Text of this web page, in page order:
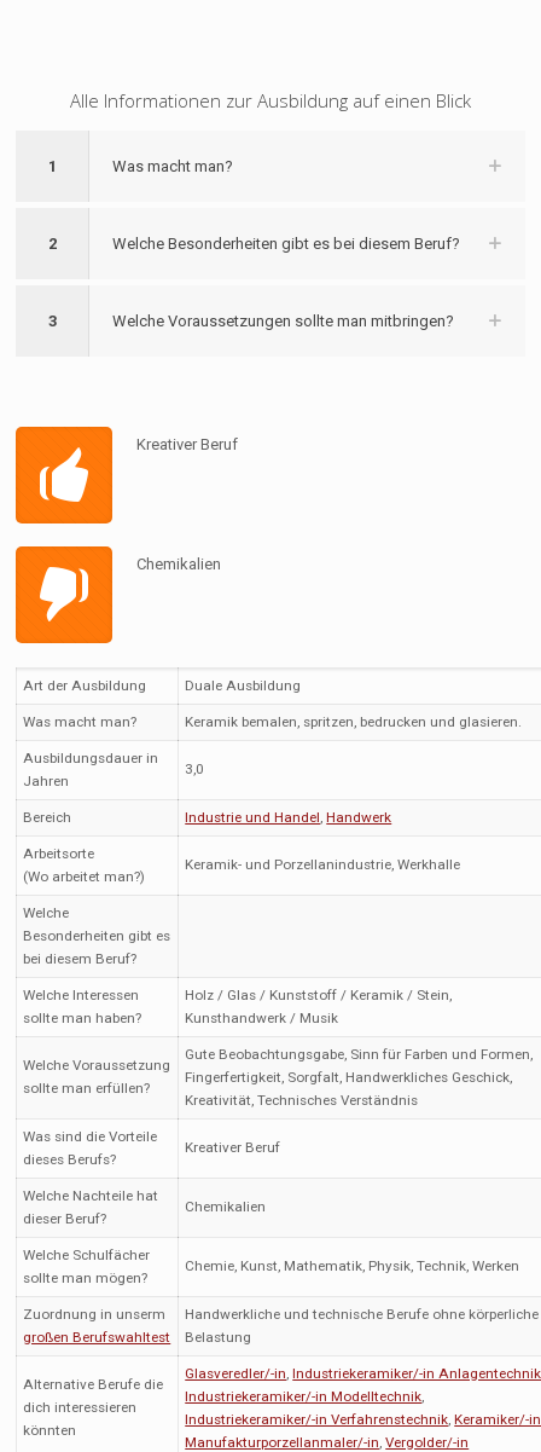
Alle Informationen zur Ausbildung auf einen Blick
1 Was macht man?
2 Welche Besonderheiten gibt es bei diesem Beruf?
3 Welche Voraussetzungen sollte man mitbringen?
Kreativer Beruf
Chemikalien
Art der Ausbildung Duale Ausbildung
Was macht man? Keramik bemalen, spritzen, bedrucken und glasieren.
Ausbildungsdauer in
Jahren
3,0
Bereich Industrie und Handel,Handwerk
Arbeitsorte
(Wo arbeitet man?)
Keramik- und Porzellanindustrie, Werkhalle
Welche
Besonderheiten gibt es
bei diesem Beruf?
Welche Interessen
sollte man haben?
Holz / Glas / Kunststoff / Keramik / Stein,
Kunsthandwerk / Musik
Welche Voraussetzung
sollte man erfüllen?
Gute Beobachtungsgabe, Sinn für Farben und Formen,
Fingerfertigkeit, Sorgfalt, Handwerkliches Geschick,
Kreativität, Technisches Verständnis
Was sind die Vorteile
dieses Berufs?
Kreativer Beruf
Welche Nachteile hat
dieser Beruf?
Chemikalien
Welche Schulfächer
sollte man mögen?
Chemie, Kunst, Mathematik, Physik, Technik, Werken
Zuordnung in unserm
großen Berufswahltest
Handwerkliche und technische Berufe ohne körperliche
Belastung
Alternative Berufe die
dich interessieren
könnten
Glasveredler/-in,Industriekeramiker/-in Anlagentechnik
Industriekeramiker/-in Modelltechnik,
Industriekeramiker/-in Verfahrenstechnik,Keramiker/-in
Manufakturporzellanmaler/-in,Vergolder/-in